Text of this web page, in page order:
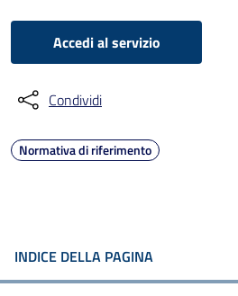
Accedi al servizio
Condividi
Normativa di riferimento
INDICE DELLA PAGINA